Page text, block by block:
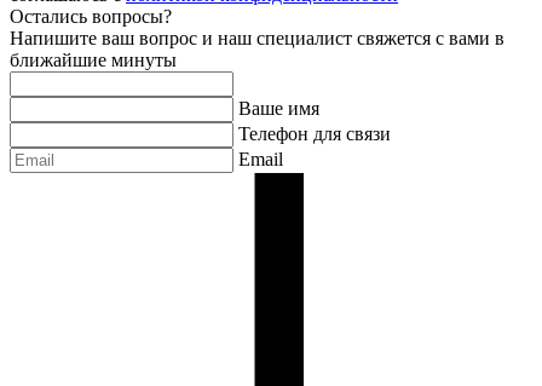
Остались вопросы?
Напишите ваш вопрос и наш специалист свяжется с вами в
ближайшие минуты
Ваше имя
Телефон для связи
Email